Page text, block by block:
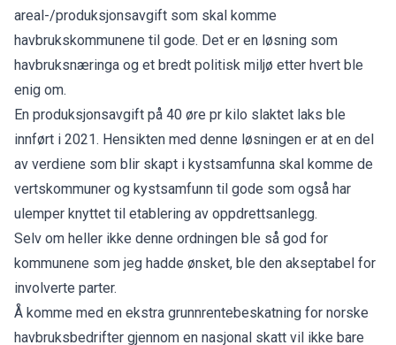
areal-/produksjonsavgift som skal komme
havbrukskommunene til gode. Det er en løsning som
havbruksnæringa og et bredt politisk miljø etter hvert ble
enig om.
En produksjonsavgift på 40 øre pr kilo slaktet laks ble
innført i 2021. Hensikten med denne løsningen er at en del
av verdiene som blir skapt i kystsamfunna skal komme de
vertskommuner og kystsamfunn til gode som også har
ulemper knyttet til etablering av oppdrettsanlegg.
Selv om heller ikke denne ordningen ble så god for
kommunene som jeg hadde ønsket, ble den akseptabel for
involverte parter.
Å komme med en ekstra grunnrentebeskatning for norske
havbruksbedrifter gjennom en nasjonal skatt vil ikke bare